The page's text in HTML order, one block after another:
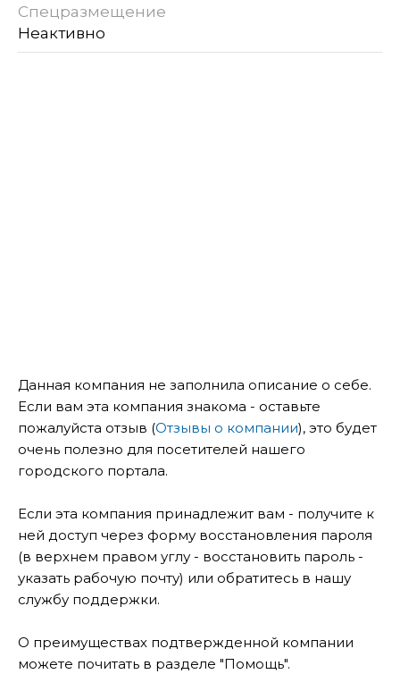
Спецразмещение
Неактивно
Данная компания не заполнила описание о себе.
Если вам эта компания знакома - оставьте
пожалуйста отзыв (Отзывы о компании), это будет
очень полезно для посетителей нашего
городского портала.
Если эта компания принадлежит вам - получите к
ней доступ через форму восстановления пароля
(в верхнем правом углу - восстановить пароль -
указать рабочую почту) или обратитесь в нашу
службу поддержки.
О преимуществах подтвержденной компании
можете почитать в разделе "Помощь".